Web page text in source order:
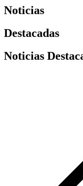
Noticias
Destacadas
Noticias